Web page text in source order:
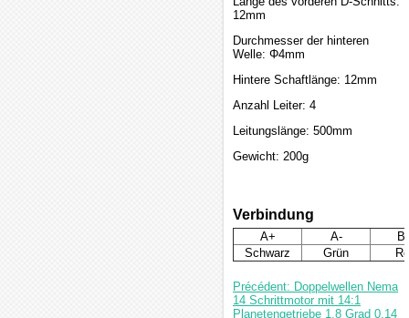
12mm
Durchmesser der hinteren
Welle: Φ4mm
Hintere Schaftlänge: 12mm
Anzahl Leiter: 4
Leitungslänge: 500mm
Gewicht: 200g
Verbindung
A+ A-
Schwarz
Grün
Précédent: Doppelwellen Nema
14 Schrittmotor mit 14:1
Planetengetriebe 1.8 Grad 0.14